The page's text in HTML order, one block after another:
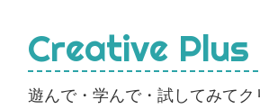
Creative Plus
遊んで・学んで・試してみてク